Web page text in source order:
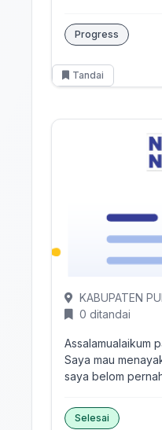
Progress
Tandai
KABUPATEN
0 ditandai
Assalamualaikum
Saya mau
saya belom
Selesai